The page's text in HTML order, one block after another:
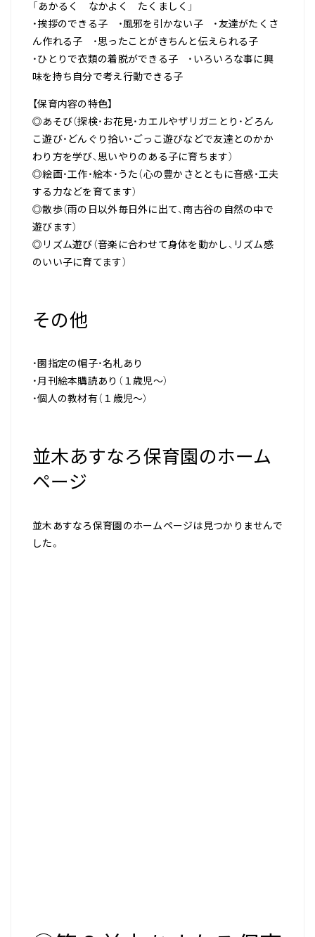
「あかるく なかよく たくましく」
・挨拶のできる子 ・風邪を引かない子 ・友達がたくさ
ん作れる子 ・思ったことがきちんと伝えられる子
・ひとりで衣類の着脱ができる子 ・いろいろな事に興
味を持ち自分で考え行動できる子
【保育内容の特色】
◎あそび（探検・お花見・カエルやザリガニとり・どろん
こ遊び・どんぐり拾い・ごっこ遊びなどで友達とのかか
わり方を学び、思いやりのある子に育ちます）
◎絵画・工作・絵本・うた（心の豊かさとともに音感・工夫
する力などを育てます）
◎散歩（雨の日以外毎日外に出て、南古谷の自然の中で
遊びます）
◎リズム遊び（音楽に合わせて身体を動かし、リズム感
のいい子に育てます）
その他
・園指定の帽子・名札あり
・月刊絵本購読あり（１歳児～）
・個人の教材有（１歳児～）
並木あすなろ保育園のホーム
ページ
並木あすなろ保育園のホームページは見つかりませんで
した。